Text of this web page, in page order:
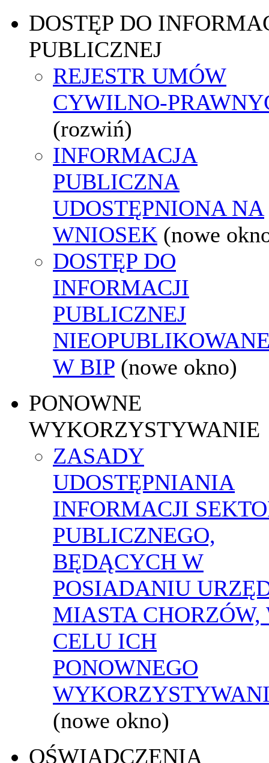
DOSTĘP DO
PUBLICZNEJ
REJESTR UMÓW
CYWILNO-
(rozwiń)
INFORMACJA
PUBLICZNA
UDOSTĘPNIONA NA
WNIOSEK (nowe
DOSTĘP DO
INFORMACJI
PUBLICZNEJ
W BIP (nowe okno)
PONOWNE
WYKORZYSTYWANIE
ZASADY
UDOSTĘPNIANIA
INFORMACJI
PUBLICZNEGO,
BĘDĄCYCH W
POSIADANIU
MIASTA CHORZÓW,
CELU ICH
PONOWNEGO
(nowe okno)
OŚWIADCZENIA